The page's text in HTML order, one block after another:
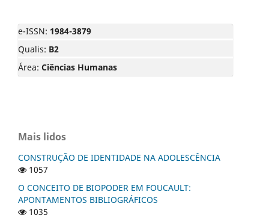
e-ISSN: 1984-3879
Qualis: B2
Área: Ciências Humanas
Mais lidos
CONSTRUÇÃO DE IDENTIDADE NA ADOLESCÊNCIA
1057
O CONCEITO DE BIOPODER EM FOUCAULT:
APONTAMENTOS BIBLIOGRÁFICOS
1035